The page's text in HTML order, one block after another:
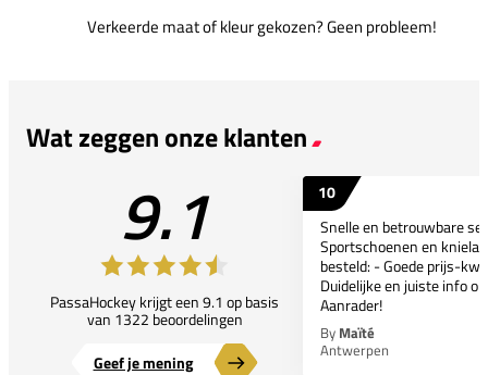
Verkeerde maat of kleur gekozen? Geen probleem!
Wat zeggen onze klanten
9.1
PassaHockey krijgt een 9.1 op basis
van 1322 beoordelingen
Geef je mening
10
Snelle en betrouwbare
Sportschoenen en
besteld: - Goede prijs-
Duidelijke en juiste info
Aanrader!
By Maïté
Antwerpen